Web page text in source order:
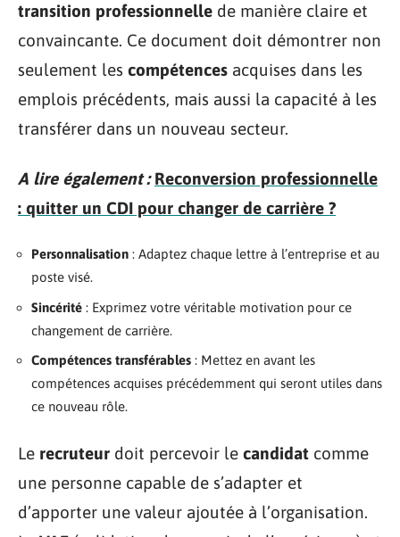
transition professionnelle de manière claire et
convaincante. Ce document doit démontrer non
seulement les compétences acquises dans les
emplois précédents, mais aussi la capacité à les
transférer dans un nouveau secteur.
A lire également : Reconversion professionnelle
: quitter un CDI pour changer de carrière ?
Personnalisation : Adaptez chaque lettre à l’entreprise et au
poste visé.
Sincérité : Exprimez votre véritable motivation pour ce
changement de carrière.
Compétences transférables : Mettez en avant les
compétences acquises précédemment qui seront utiles dans
ce nouveau rôle.
Le recruteur doit percevoir le candidat comme
une personne capable de s’adapter et
d’apporter une valeur ajoutée à l’organisation.